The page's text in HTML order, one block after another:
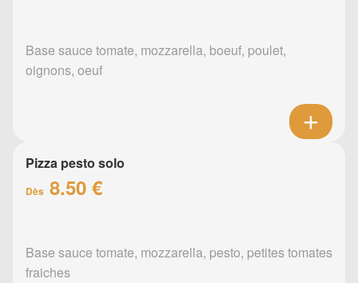
Base sauce tomate, mozzarella, boeuf, poulet,
oignons, oeuf
Pizza pesto solo
Dès 8.50 €
Base sauce tomate, mozzarella, pesto, petites tomates
fraiches